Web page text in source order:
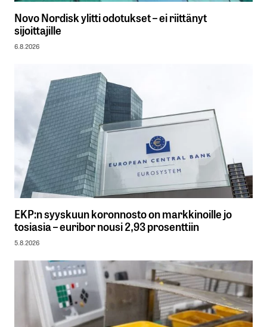
Novo Nordisk ylitti odotukset – ei riittänyt
sijoittajille
6.8.2026
EKP:n syyskuun koronnosto on markkinoille jo
tosiasia – euribor nousi 2,93 prosenttiin
5.8.2026